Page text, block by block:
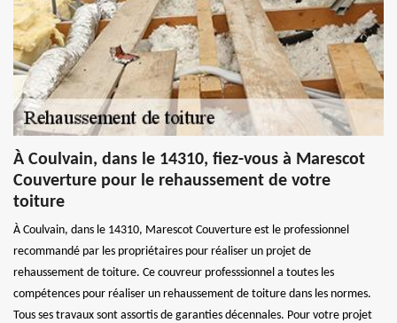
À Coulvain, dans le 14310, fiez-vous à Marescot
Couverture pour le rehaussement de votre
toiture
À Coulvain, dans le 14310, Marescot Couverture est le professionnel
recommandé par les propriétaires pour réaliser un projet de
rehaussement de toiture. Ce couvreur professsionnel a toutes les
compétences pour réaliser un rehaussement de toiture dans les normes.
Tous ses travaux sont assortis de garanties décennales. Pour votre projet